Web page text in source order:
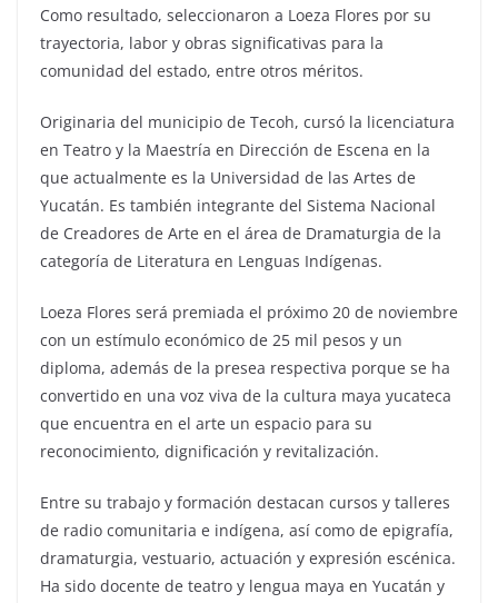
Como resultado, seleccionaron a Loeza Flores por su
trayectoria, labor y obras significativas para la
comunidad del estado, entre otros méritos.
Originaria del municipio de Tecoh, cursó la licenciatura
en Teatro y la Maestría en Dirección de Escena en la
que actualmente es la Universidad de las Artes de
Yucatán. Es también integrante del Sistema Nacional
de Creadores de Arte en el área de Dramaturgia de la
categoría de Literatura en Lenguas Indígenas.
Loeza Flores será premiada el próximo 20 de noviembre
con un estímulo económico de 25 mil pesos y un
diploma, además de la presea respectiva porque se ha
convertido en una voz viva de la cultura maya yucateca
que encuentra en el arte un espacio para su
reconocimiento, dignificación y revitalización.
Entre su trabajo y formación destacan cursos y talleres
de radio comunitaria e indígena, así como de epigrafía,
dramaturgia, vestuario, actuación y expresión escénica.
Ha sido docente de teatro y lengua maya en Yucatán y